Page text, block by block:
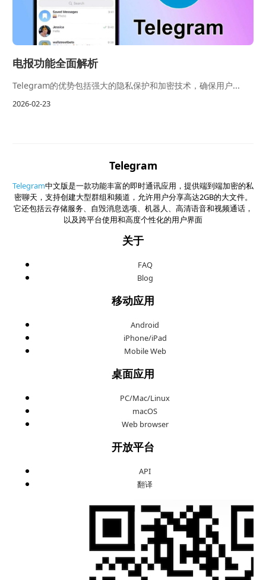
电报功能全面解析
Telegram的优势包括强大的隐私保护和加密技术，确保用户...
2026-02-23
Telegram
Telegram中文版是一款功能丰富的即时通讯应用，提供端到端加密的私
密聊天，支持创建大型群组和频道，允许用户分享高达2GB的大文件。
它还包括云存储服务、自毁消息选项、机器人、高清语音和视频通话，
以及跨平台使用和高度个性化的用户界面
关于
FAQ
Blog
移动应用
Android
iPhone/iPad
Mobile Web
桌面应用
PC/Mac/Linux
macOS
Web browser
开放平台
API
翻译